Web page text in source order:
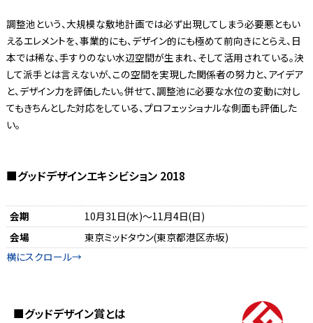
調整池という、大規模な敷地計画では必ず出現してしまう必要悪ともい
えるエレメントを、事業的にも、デザイン的にも極めて前向きにとらえ、日
本では稀な、手すりのない水辺空間が生まれ、そして活用されている。決
して派手とは言えないが、この空間を実現した関係者の努力と、アイデア
と、デザイン力を評価したい。併せて、調整池に必要な水位の変動に対し
てもきちんとした対応をしている、プロフェッショナルな側面も評価した
い。
■グッドデザインエキシビション 2018
会期
10月31日(水)～11月4日(日)
会場
東京ミッドタウン(東京都港区赤坂)
■グッドデザイン賞とは